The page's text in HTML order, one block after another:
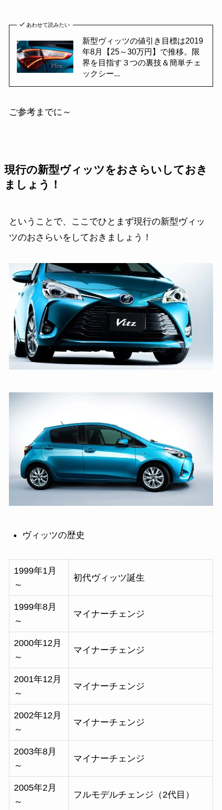
あわせて読みたい
新型ヴィッツの値引き目標は2019
年8月【25～30万円】で推移。限
界を目指す３つの裏技＆簡単チェ
ックシー...
ご参考までに～
現行の新型ヴィッツをおさらいしておき
ましょう！
ということで、ここでひとまず現行の新型ヴィッ
ツのおさらいをしておきましょう！
ヴィッツの歴史
1999年1月
～
初代ヴィッツ誕生
1999年8月
～
マイナーチェンジ
2000年12月
～
マイナーチェンジ
2001年12月
～
マイナーチェンジ
2002年12月
～
マイナーチェンジ
2003年8月
～
マイナーチェンジ
2005年2月
～
フルモデルチェンジ（2代目）